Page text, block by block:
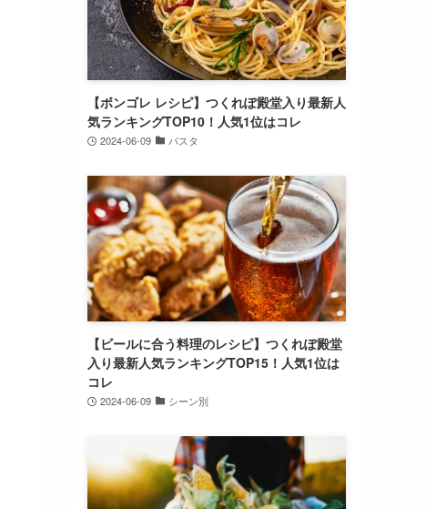
【ボンゴレ レシピ】つくれぽ殿堂入り最新人
気ランキングTOP10！人気1位はコレ
2024-06-09 パスタ
【ビールに合う料理のレシピ】つくれぽ殿堂
入り最新人気ランキングTOP15！人気1位は
コレ
2024-06-09 シーン別